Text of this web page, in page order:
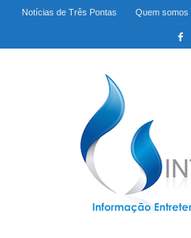
Notícias de Três Pontas Quem somos